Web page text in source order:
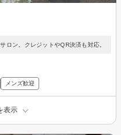
ロン。クレジットやQR決済も対応。
メンズ歓迎
表示